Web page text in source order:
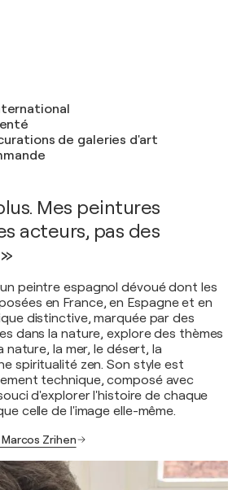
de galeries d'art
Mes peintures
acteurs, pas des
peintre espagnol dévoué dont les
en France, en Espagne et en
distinctive, marquée par des
dans la nature, explore des thèmes
nature, la mer, le désert, la
spiritualité zen. Son style est
technique, composé avec
d'explorer l'histoire de chaque
celle de l'image elle-même.
Zrihen